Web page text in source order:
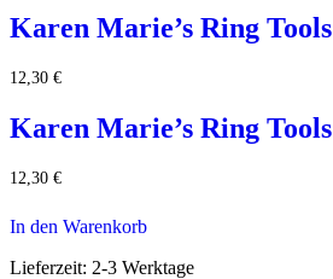
Karen Marie’s Ring Tools
12,30 €
Karen Marie’s Ring Tools
12,30 €
In den Warenkorb
Lieferzeit: 2-3 Werktage